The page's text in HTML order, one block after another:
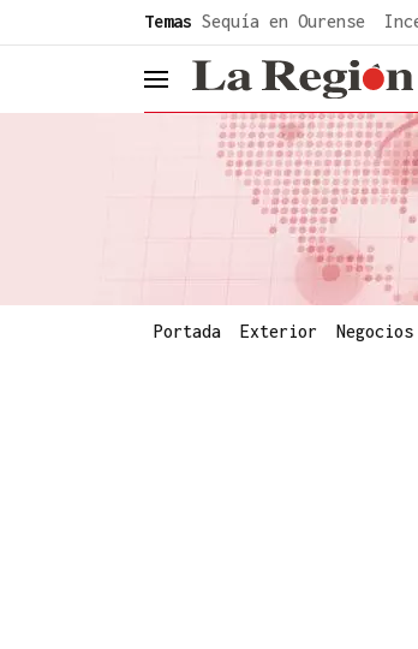
Temas Sequía en Ourense
header.menu.open
Portada Exterior Negocios